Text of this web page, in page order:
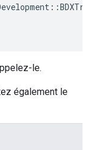
le.
également le